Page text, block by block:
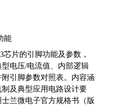
能
芯片的引脚功能及参数，
电压/电流值、内部逻辑
引脚参数对照表。内容涵
及典型应用电路设计要
兰微电子官方规格书（版